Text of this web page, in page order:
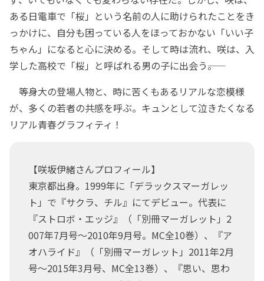
ある日電車で「桜」という名前の人に助けられたことをき
っかけに、自分も困っている人をほっておかない「いい子
ちゃん」になると心に決める。そして時は流れ、咲は、入
学した高校で「桜」と呼ばれる男の子に出会う――。
等身大の登場人物と、時に苦くもあるリアルな恋模様
が、多くの若者の共感を呼ぶ。キュンとして泣きたくなる
リアル青春グラフィティ！
【咲坂伊緒さんプロフィール】
東京都出身。1999年に「デラックスマーガレッ
ト」で『サクラ、チル』にてデビュー。代表に
『ストロボ・エッジ』（「別冊マーガレット」2
007年7月号～2010年9月号。MC全10巻）、『ア
オハライド』（「別冊マーガレット」2011年2月
号～2015年3月号、MC全13巻）、『思い、思わ